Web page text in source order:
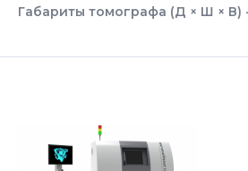
Габариты томографа (Д × Ш × В)